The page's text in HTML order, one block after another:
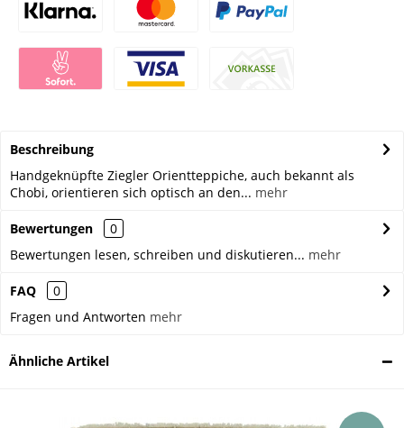
Beschreibung
Handgeknüpfte Ziegler Orientteppiche, auch bekannt als
Chobi, orientieren sich optisch an den... mehr
Bewertungen
0
Bewertungen lesen, schreiben und diskutieren... mehr
FAQ
0
Fragen und Antworten mehr
Ähnliche Artikel